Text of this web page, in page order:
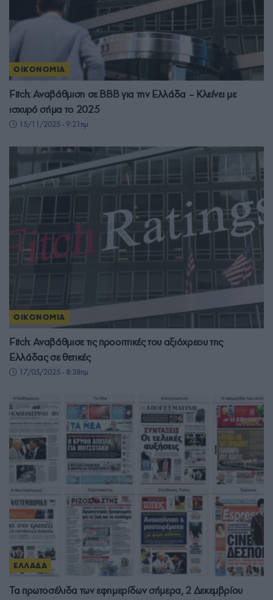
ΟΙΚΟΝΟΜΙΑ
Fitch: Αναβάθμιση σε BBB για την Ελλάδα – Κλείνει με
ισχυρό σήμα το 2025
15/11/2025 - 9:21πμ
ΟΙΚΟΝΟΜΙΑ
Fitch: Αναβάθμισε τις προοπτικές του αξιόχρεου της
Ελλάδας σε θετικές
17/05/2025 - 8:38πμ
ΕΛΛΑΔΑ
Τα πρωτοσέλιδα των εφημερίδων σήμερα, 2 Δεκεμβρίου